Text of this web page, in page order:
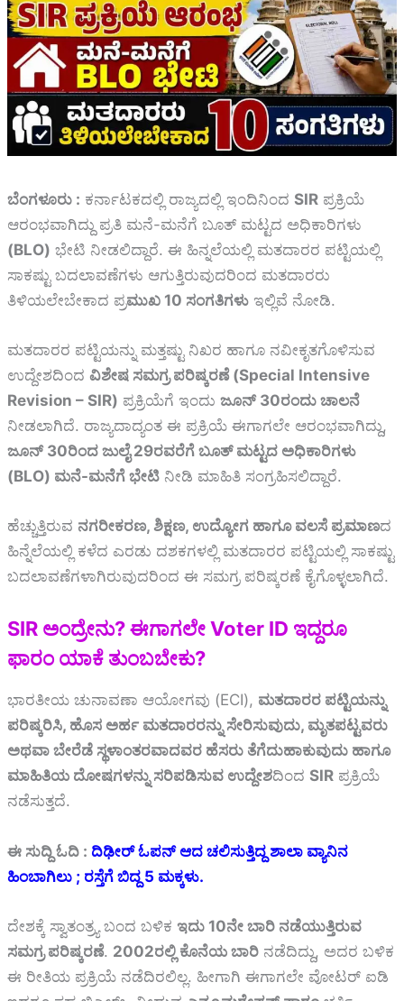
ಬೆಂಗಳೂರು : ಕರ್ನಾಟಕದಲ್ಲಿ ರಾಜ್ಯದಲ್ಲಿ ಇಂದಿನಿಂದ SIR ಪ್ರಕ್ರಿಯೆ
ಆರಂಭವಾಗಿದ್ದು ಪ್ರತಿ ಮನೆ-ಮನೆಗೆ ಬೂತ್ ಮಟ್ಟದ ಅಧಿಕಾರಿಗಳು
(BLO) ಭೇಟಿ ನೀಡಲಿದ್ದಾರೆ. ಈ ಹಿನ್ನಲೆಯಲ್ಲಿ ಮತದಾರರ ಪಟ್ಟಿಯಲ್ಲಿ
ಸಾಕಷ್ಟು ಬದಲಾವಣೆಗಳು ಆಗುತ್ತಿರುವುದರಿಂದ ಮತದಾರರು
ತಿಳಿಯಲೇಬೇಕಾದ ಪ್ರಮುಖ 10 ಸಂಗತಿಗಳು ಇಲ್ಲಿವೆ ನೋಡಿ.
ಮತದಾರರ ಪಟ್ಟಿಯನ್ನು ಮತ್ತಷ್ಟು ನಿಖರ ಹಾಗೂ ನವೀಕೃತಗೊಳಿಸುವ
ಉದ್ದೇಶದಿಂದ ವಿಶೇಷ ಸಮಗ್ರ ಪರಿಷ್ಕರಣೆ (Special Intensive
Revision – SIR) ಪ್ರಕ್ರಿಯೆಗೆ ಇಂದು ಜೂನ್‌ 30ರಂದು ಚಾಲನೆ
ನೀಡಲಾಗಿದೆ. ರಾಜ್ಯದಾದ್ಯಂತ ಈ ಪ್ರಕ್ರಿಯೆ ಈಗಾಗಲೇ ಆರಂಭವಾಗಿದ್ದು,
ಜೂನ್‌ 30ರಿಂದ ಜುಲೈ 29ರವರೆಗೆ ಬೂತ್ ಮಟ್ಟದ ಅಧಿಕಾರಿಗಳು
(BLO) ಮನೆ-ಮನೆಗೆ ಭೇಟಿ ನೀಡಿ ಮಾಹಿತಿ ಸಂಗ್ರಹಿಸಲಿದ್ದಾರೆ.
ಹೆಚ್ಚುತ್ತಿರುವ ನಗರೀಕರಣ, ಶಿಕ್ಷಣ, ಉದ್ಯೋಗ ಹಾಗೂ ವಲಸೆ ಪ್ರಮಾಣದ
ಹಿನ್ನೆಲೆಯಲ್ಲಿ ಕಳೆದ ಎರಡು ದಶಕಗಳಲ್ಲಿ ಮತದಾರರ ಪಟ್ಟಿಯಲ್ಲಿ ಸಾಕಷ್ಟು
ಬದಲಾವಣೆಗಳಾಗಿರುವುದರಿಂದ ಈ ಸಮಗ್ರ ಪರಿಷ್ಕರಣೆ ಕೈಗೊಳ್ಳಲಾಗಿದೆ.
SIR ಅಂದ್ರೇನು? ಈಗಾಗಲೇ Voter ID ಇದ್ದರೂ
ಫಾರಂ ಯಾಕೆ ತುಂಬಬೇಕು?
ಭಾರತೀಯ ಚುನಾವಣಾ ಆಯೋಗವು (ECI), ಮತದಾರರ ಪಟ್ಟಿಯನ್ನು
ಪರಿಷ್ಕರಿಸಿ, ಹೊಸ ಅರ್ಹ ಮತದಾರರನ್ನು ಸೇರಿಸುವುದು, ಮೃತಪಟ್ಟವರು
ಅಥವಾ ಬೇರೆಡೆ ಸ್ಥಳಾಂತರವಾದವರ ಹೆಸರು ತೆಗೆದುಹಾಕುವುದು ಹಾಗೂ
ಮಾಹಿತಿಯ ದೋಷಗಳನ್ನು ಸರಿಪಡಿಸುವ ಉದ್ದೇಶದಿಂದ SIR ಪ್ರಕ್ರಿಯೆ
ನಡೆಸುತ್ತದೆ.
ಈ ಸುದ್ದಿ ಓದಿ : ದಿಢೀರ್ ಓಪನ್ ಆದ ಚಲಿಸುತ್ತಿದ್ದ ಶಾಲಾ ವ್ಯಾನಿನ
ಹಿಂಬಾಗಿಲು ; ರಸ್ತೆಗೆ ಬಿದ್ದ 5 ಮಕ್ಕಳು.
ದೇಶಕ್ಕೆ ಸ್ವಾತಂತ್ರ್ಯ ಬಂದ ಬಳಿಕ ಇದು 10ನೇ ಬಾರಿ ನಡೆಯುತ್ತಿರುವ
ಸಮಗ್ರ ಪರಿಷ್ಕರಣೆ. 2002ರಲ್ಲಿ ಕೊನೆಯ ಬಾರಿ ನಡೆದಿದ್ದು, ಅದರ ಬಳಿಕ
ಈ ರೀತಿಯ ಪ್ರಕ್ರಿಯೆ ನಡೆದಿರಲಿಲ್ಲ. ಹೀಗಾಗಿ ಈಗಾಗಲೇ ವೋಟರ್ ಐಡಿ